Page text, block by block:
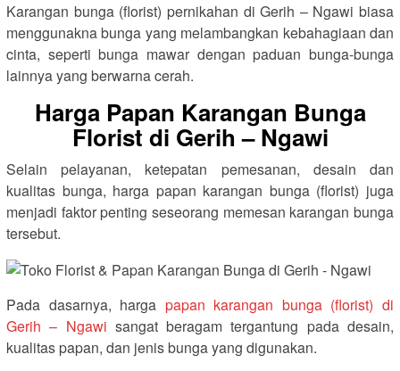
Karangan bunga (florist) pernikahan di Gerih – Ngawi biasa
menggunakna bunga yang melambangkan kebahagiaan dan
cinta, seperti bunga mawar dengan paduan bunga-bunga
lainnya yang berwarna cerah.
Harga Papan Karangan Bunga
Florist di Gerih – Ngawi
Selain pelayanan, ketepatan pemesanan, desain dan
kualitas bunga, harga papan karangan bunga (florist) juga
menjadi faktor penting seseorang memesan karangan bunga
tersebut.
Pada dasarnya, harga papan karangan bunga (florist) di
Gerih – Ngawi sangat beragam tergantung pada desain,
kualitas papan, dan jenis bunga yang digunakan.